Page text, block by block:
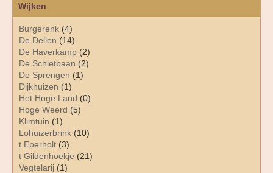
Wijken
Burgerenk (4)
De Dellen (14)
De Haverkamp (2)
De Schietbaan (2)
De Sprengen (1)
Dijkhuizen (1)
Het Hoge Land (0)
Hoge Weerd (5)
Klimtuin (1)
Lohuizerbrink (10)
t Eperholt (3)
t Gildenhoekje (21)
Vegtelarij (1)